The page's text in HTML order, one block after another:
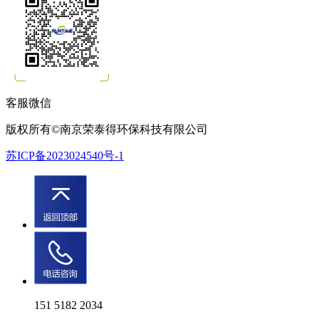
客服微信
版权所有©南京荣泰得环保科技有限公司
苏ICP备2023024540号-1
151 5182 2034